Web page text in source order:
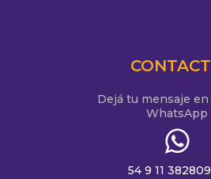
Dejá tu mensaje
WhatsApp
54 9 11